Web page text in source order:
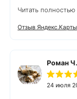
выполнено
приятно
Читать полностью
Отзыв Яндекс.Карты
Роман Ч.
24 июля